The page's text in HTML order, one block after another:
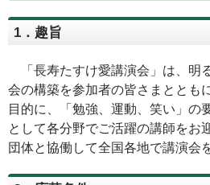
1．趣旨
「長寿たすけ愛講演会」は、明
会の構築を参加者の皆さまととも
目的に、「勉強、運動、笑い」の
として各分野でご活躍の講師をお
団体と協働して全国各地で講演会